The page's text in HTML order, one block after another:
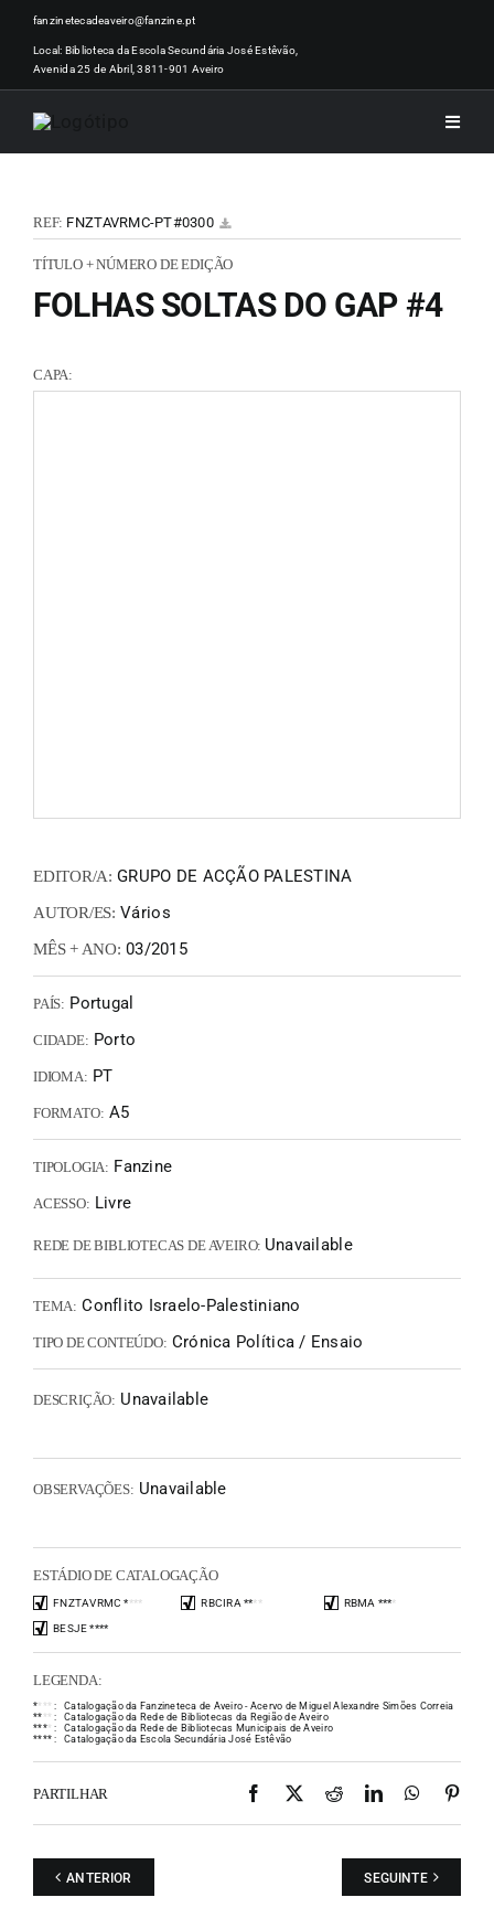
Skip
content
fanzinetecadeaveiro@fanzine.pt
Local: Biblioteca da Escola Secundária José Estêvão,
Avenida 25 de Abril, 3811-901 Aveiro
Toggle
REF: FNZTAVRMC-PT#0300
TÍTULO + NÚMERO DE EDIÇÃO
FOLHAS SOLTAS DO GAP #4
CAPA:
EDITOR/A: GRUPO DE ACÇÃO PALESTINA
AUTOR/ES: Vários
MÊS + ANO: 03/2015
PAÍS: Portugal
CIDADE: Porto
IDIOMA: PT
FORMATO: A5
TIPOLOGIA: Fanzine
ACESSO: Livre
REDE DE BIBLIOTECAS DE AVEIRO: Unavailable
TEMA: Conflito Israelo-Palestiniano
TIPO DE CONTEÚDO: Crónica Política / Ensaio
DESCRIÇÃO: Unavailable
OBSERVAÇÕES: Unavailable
ESTÁDIO DE CATALOGAÇÃO
FNZTAVRMC **** RBCIRA **** RBMA ****
BESJE ****
LEGENDA:
** * * :
Catalogação da Fanzineteca de Aveiro - Acervo de Miguel Alexandre Simões Correia
** * * :
Catalogação da Rede de Bibliotecas da Região de Aveiro
**** :
Catalogação da Rede de Bibliotecas Municipais de Aveiro
**** : Catalogação da Escola Secundária José Estêvão
PARTILHAR Facebook
X RedditLinkedIn
ANTERIOR SEGUINTE